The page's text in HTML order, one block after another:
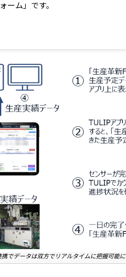
ーム」です。
携でデータは双方でリアルタイムに把握可能に